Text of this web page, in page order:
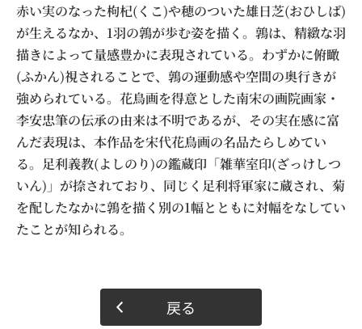
赤い実のなった枸杞(くこ)や穂のついた雄日芝(おひしば)
が生えるなか、1羽の鶉が歩む姿を描く。鶉は、精緻な羽
描きによって量感豊かに表現されている。わずかに俯瞰
(ふかん)視されることで、鶉の運動感や空間の奥行きが
強められている。花鳥画を得意とした南宋の画院画家・
李安忠筆の伝承の由来は不明であるが、その実在感に富
んだ表現は、本作品を宋代花鳥画の名品たらしめてい
る。足利義教(よしのり)の鑑蔵印「雑華室印(ざっけしつ
いん)」が捺されており、同じく足利将軍家に蔵され、菊
を配したなかに鶉を描く別の1幅とともに対幅をなしてい
たことが知られる。
戻る